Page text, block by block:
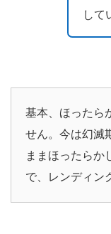
して
基本、ほったら
せん。今は幻滅
ままほったらか
で、レンディン